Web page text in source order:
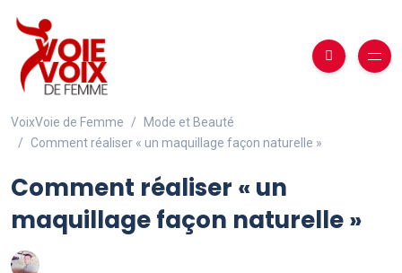
VoixVoie de Femme
Mode et Beauté
Comment réaliser « un maquillage façon naturelle »
Comment réaliser « un
maquillage façon naturelle »